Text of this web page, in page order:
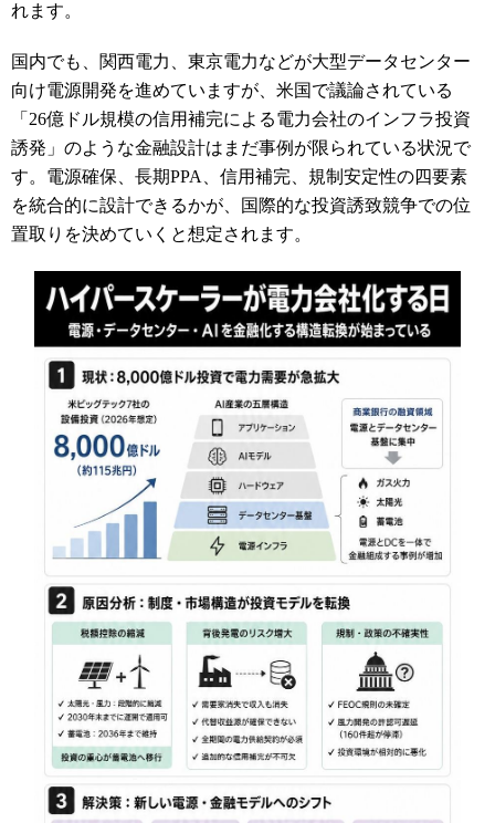
れます。
国内でも、関西電力、東京電力などが大型データセンター
向け電源開発を進めていますが、米国で議論されている
「26億ドル規模の信用補完による電力会社のインフラ投資
誘発」のような金融設計はまだ事例が限られている状況で
す。電源確保、長期PPA、信用補完、規制安定性の四要素
を統合的に設計できるかが、国際的な投資誘致競争での位
置取りを決めていくと想定されます。